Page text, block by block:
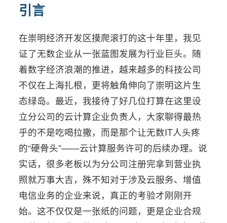
引言
在崇明经济开发区摸爬滚打的这十年里，我见
证了无数企业从一张蓝图发展为行业巨头。随
着数字经济浪潮的推进，越来越多的科技公司
不仅在上海扎根，更将触角伸向了崇明这片生
态绿岛。最近，我接待了好几位打算在这里设
立分公司的云计算企业负责人，大家聊得最热
乎的不是吃喝拉撒，而是那个让无数IT人头疼
的“硬骨头”——云计算服务许可的后续办理。说
实话，很多老板以为分公司注册完拿到营业执
照就万事大吉，殊不知对于涉及云服务、增值
电信业务的企业来说，真正的考验才刚刚开
始。这不仅仅是一张纸的问题，更是企业合规